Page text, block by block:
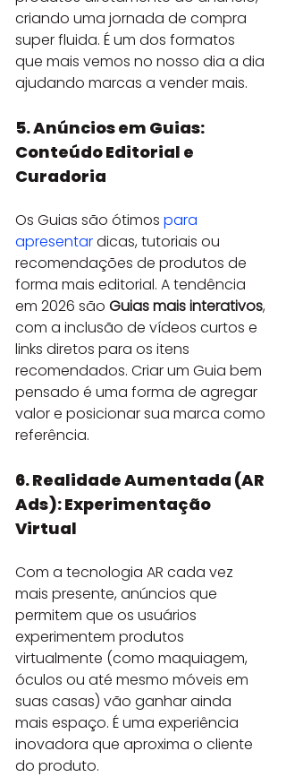
criando uma jornada de compra
super fluida. É um dos formatos
que mais vemos no nosso dia a dia
ajudando marcas a vender mais.
5. Anúncios em Guias:
Conteúdo Editorial e
Curadoria
Os Guias são ótimos para
apresentar dicas, tutoriais ou
recomendações de produtos de
forma mais editorial. A tendência
em 2026 são Guias mais interativos,
com a inclusão de vídeos curtos e
links diretos para os itens
recomendados. Criar um Guia bem
pensado é uma forma de agregar
valor e posicionar sua marca como
referência.
6. Realidade Aumentada (AR
Ads): Experimentação
Virtual
Com a tecnologia AR cada vez
mais presente, anúncios que
permitem que os usuários
experimentem produtos
virtualmente (como maquiagem,
óculos ou até mesmo móveis em
suas casas) vão ganhar ainda
mais espaço. É uma experiência
inovadora que aproxima o cliente
do produto.